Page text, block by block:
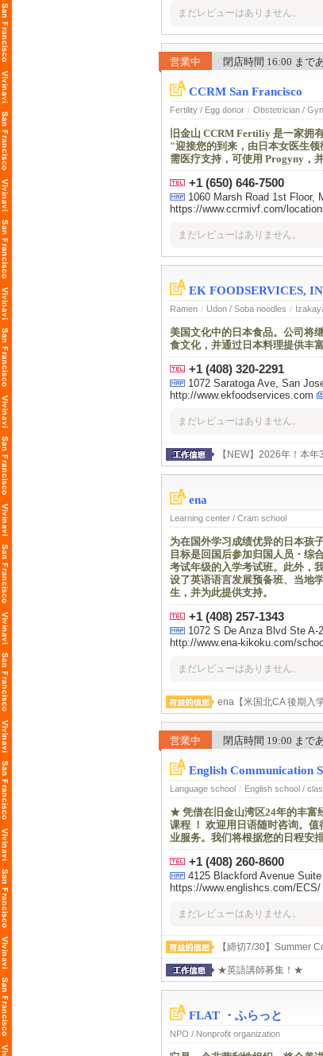
まだレビューはありません。
営業中 閉店時間 16:00 まで
CCRM San Francisco
Fertility / Egg donor / Obstetrician /
旧金山 CCRM Fertiliy 是一家拥
"迎接您的到来，由日本女医生
需医疗支持，可使用 Progyny，
+1 (650) 646-7500
1060 Marsh Road 1st Floor,
https://www.ccrmivf.com/
まだレビューはありません。
EK FOODSERVICES,
Ramen / Udon / Soba noodles /
美国文化中的日本食品。公司将
食文化，并通过日本料理提供丰
+1 (408) 320-2291
1072 Saratoga Ave, San
http://www.ekfoodservices.com
まだレビューはありません。
【NEW】2026年！本
スタッフと約1000名従
米国法人のため日本で
ena
Learning center / Cram school
为在国外学习成绩优异的日本孩
目标是回国后参加归国人员・综
考试年级的入学考试班。此外，
设了英语语言发展预备班、当地
生，并为此提供支持。
+1 (408) 257-1343
1072 S De Anza Blvd Ste
http://www.ena-kikoku.com/
まだレビューはありません。
ena【米国北CA 後期入
営業中 閉店時間 19:00 まで
English Communication
Language school / English school /
★ 凭借在旧金山湾区24年的丰富
课程 ！ 欢迎用日语随时咨询。
业服务。我们将根据您的日程安
+1 (408) 260-8600
4125 Blackford Avenue
https://www.englishcs.com/ECS/
まだレビューはありません。
【締切7/30】Summer
★英語講師募集！★
FLAT ・ふらっと
NPO / Nonprofit organization